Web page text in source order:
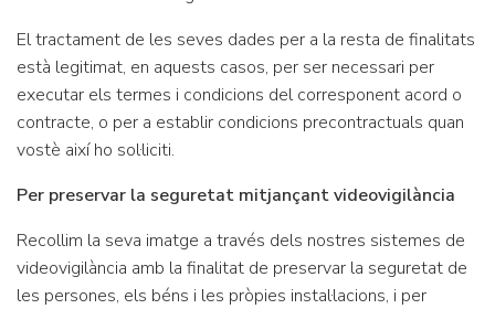
El tractament de les seves dades per a la resta de finalitats
està legitimat, en aquests casos, per ser necessari per
executar els termes i condicions del corresponent acord o
contracte, o per a establir condicions precontractuals quan
vostè així ho sol·liciti.
Per preservar la seguretat mitjançant videovigilància
Recollim la seva imatge a través dels nostres sistemes de
videovigilància amb la finalitat de preservar la seguretat de
les persones, els béns i les pròpies instal·lacions, i per